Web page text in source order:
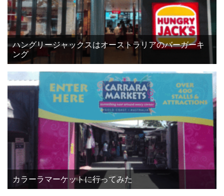
ハングリージャックスはオーストラリアのバーガーキ
ング
カラーラマーケットに行ってみた